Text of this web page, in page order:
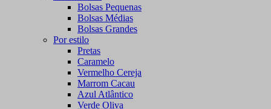
Bolsas Pequenas
Bolsas Médias
Bolsas Grandes
Por estilo
Pretas
Caramelo
Vermelho Cereja
Marrom Cacau
Azul Atlântico
Verde Oliva